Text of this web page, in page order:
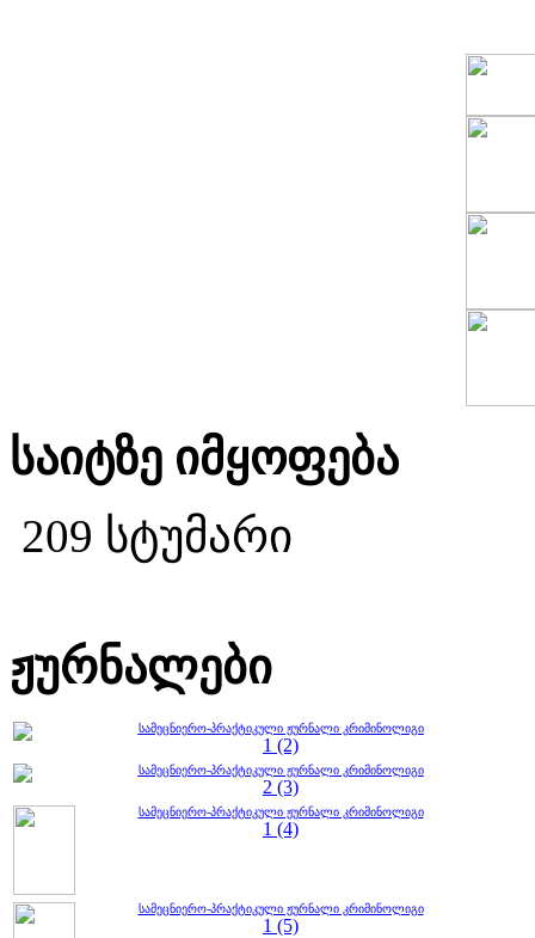
საიტზე იმყოფება
209 სტუმარი
ჟურნალები
სამეცნიერო-პრაქტიკული ჟურნალი კრიმინოლიგი
1 (2)
სამეცნიერო-პრაქტიკული ჟურნალი კრიმინოლიგი
2 (3)
სამეცნიერო-პრაქტიკული ჟურნალი კრიმინოლიგი
1 (4)
სამეცნიერო-პრაქტიკული ჟურნალი კრიმინოლიგი
1 (5)